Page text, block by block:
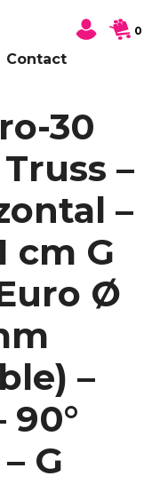
Contact
0
30
–
–
cm G
Ø
–
90°
G